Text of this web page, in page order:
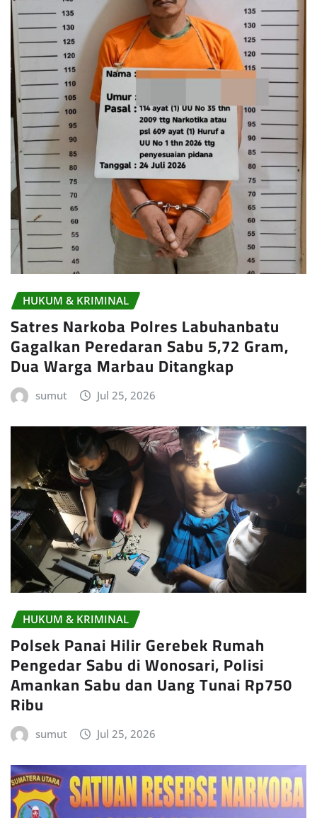
HUKUM & KRIMINAL
Satres Narkoba Polres Labuhanbatu
Gagalkan Peredaran Sabu 5,72 Gram,
Dua Warga Marbau Ditangkap
sumut Jul 25, 2026
HUKUM & KRIMINAL
Polsek Panai Hilir Gerebek Rumah
Pengedar Sabu di Wonosari, Polisi
Amankan Sabu dan Uang Tunai Rp750
Ribu
sumut Jul 25, 2026